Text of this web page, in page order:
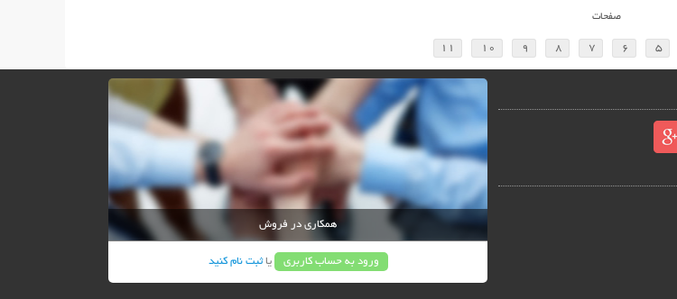
صفحات
5
6
7
8
9
10
11
همکاری در فروش
ورود به حساب کاربری یاثبت نام کنید